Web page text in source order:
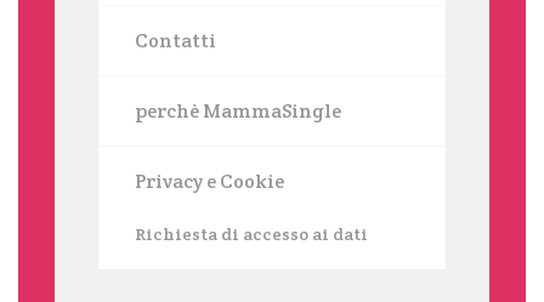
Contatti
perchè MammaSingle
Privacy e Cookie
Richiesta di accesso ai dati